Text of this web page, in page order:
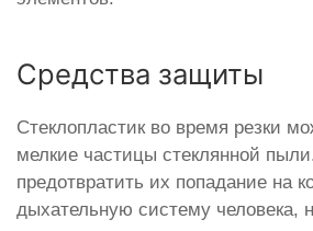
Средства защиты
Стеклопластик во время резки
мелкие частицы стеклянной
предотвратить их попадание на
дыхательную систему человека,